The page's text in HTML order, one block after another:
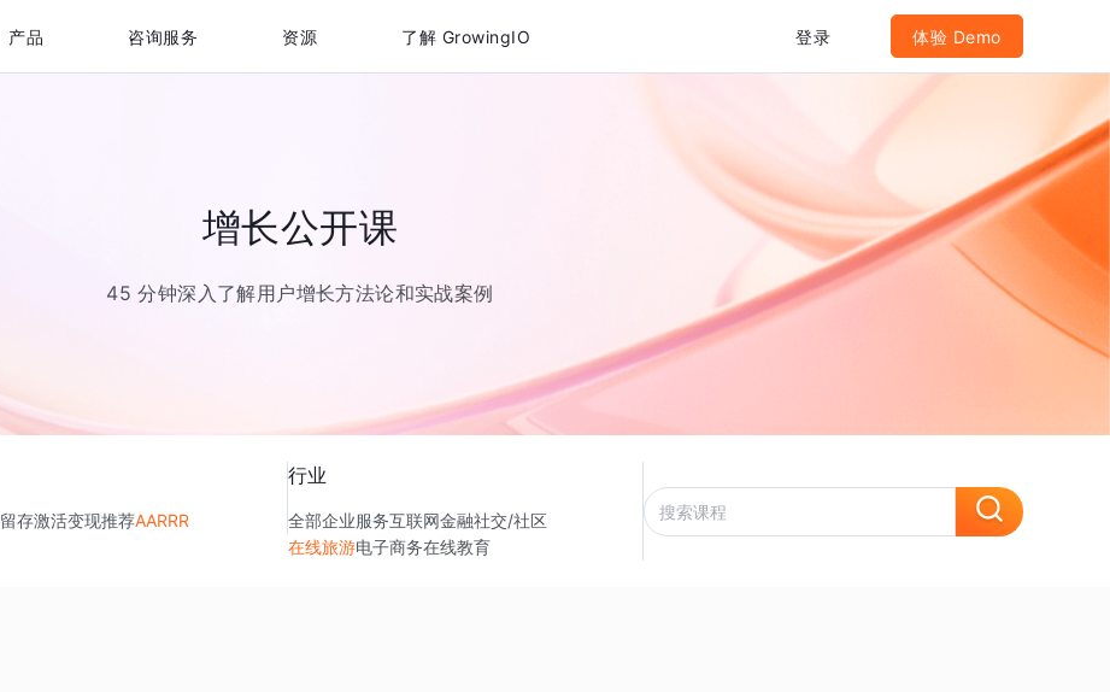
产品 咨询服务 资源 了解 GrowingIO 登录 体验 Demo
增长公开课
45 分钟深入了解用户增长方法论和实战案例
留存激活变现推荐AARRR
行业
全部企业服务互联网金融社交/社区
在线旅游电子商务在线教育